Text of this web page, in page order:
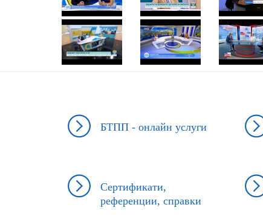
БТПП - онлайн услуги
Сертификати,
референции, справки